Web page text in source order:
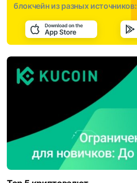
блокчейн из разных источников: